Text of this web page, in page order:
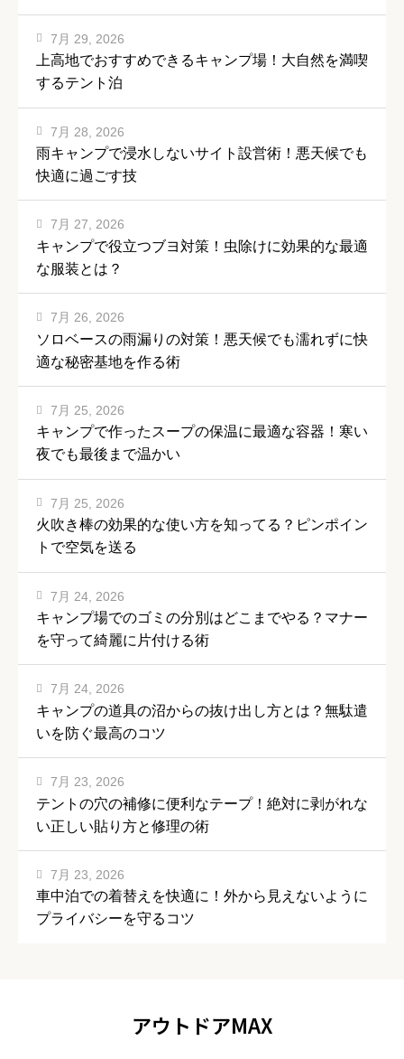
上高地でおすすめできるキャンプ場！大自然を満喫
するテント泊
7月 29, 2026
雨キャンプで浸水しないサイト設営術！悪天候でも
快適に過ごす技
7月 28, 2026
キャンプで役立つブヨ対策！虫除けに効果的な最適
な服装とは？
7月 27, 2026
ソロベースの雨漏りの対策！悪天候でも濡れずに快
適な秘密基地を作る術
7月 26, 2026
キャンプで作ったスープの保温に最適な容器！寒い
夜でも最後まで温かい
7月 25, 2026
火吹き棒の効果的な使い方を知ってる？ピンポイン
トで空気を送る
7月 25, 2026
キャンプ場でのゴミの分別はどこまでやる？マナー
を守って綺麗に片付ける術
7月 24, 2026
キャンプの道具の沼からの抜け出し方とは？無駄遣
いを防ぐ最高のコツ
7月 24, 2026
テントの穴の補修に便利なテープ！絶対に剥がれな
い正しい貼り方と修理の術
7月 23, 2026
車中泊での着替えを快適に！外から見えないように
プライバシーを守るコツ
7月 23, 2026
アウトドアMAX